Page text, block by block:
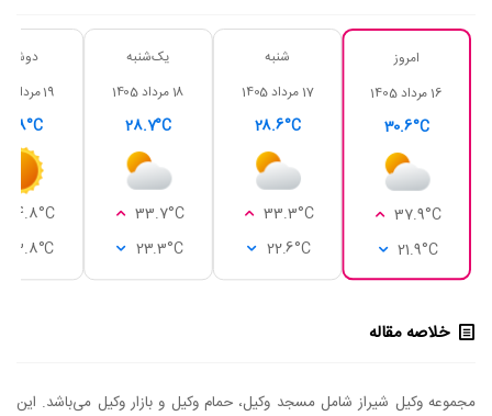
امروز
16 مرداد 1405
30.6°C
37.9°C
21.9°C
شنبه
17 مرداد 1405
28.6°C
33.3°C
22.6°C
یک‌شنبه
18 مرداد 1405
28.7°C
33.7°C
23.3°C
دوشنبه
19 مرداد 1405
34.8°C
23.8°C
خلاصه مقاله
مجموعه وکیل شیراز شامل مسجد وکیل، حمام وکیل و بازار وکیل می‌باشد. این